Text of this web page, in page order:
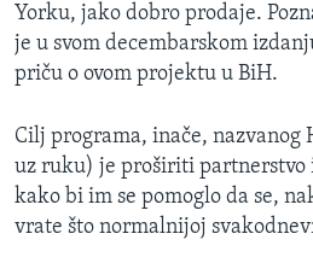
Yorku, jako dobro prodaje.
je u svom decembarskom
priču o ovom projektu u BiH.
Cilj programa, inače, nazvanog
uz ruku) je proširiti partnerstvo
kako bi im se pomoglo da se,
vrate što normalnijoj